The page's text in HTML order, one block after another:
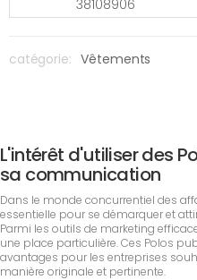
38108906
catégorie: Vêtements
L'intérêt d'utiliser des
sa communication
Dans le monde concurrentiel des
essentielle pour se démarquer et
Parmi les outils de marketing
une place particulière. Ces Polos
avantages pour les entreprises
manière originale et pertinente.